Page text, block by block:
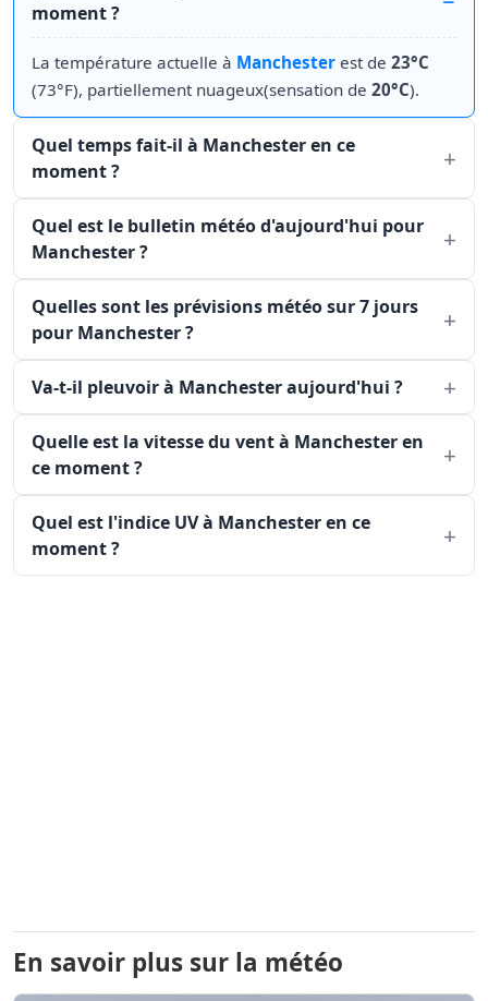
moment ?
La température actuelle à Manchester est de 23°C
(73°F), partiellement nuageux(sensation de 20°C).
Quel temps fait-il à Manchester en ce
moment ?
Quel est le bulletin météo d'aujourd'hui pour
Manchester ?
Quelles sont les prévisions météo sur 7 jours
pour Manchester ?
Va-t-il pleuvoir à Manchester aujourd'hui ?
Quelle est la vitesse du vent à Manchester en
ce moment ?
Quel est l'indice UV à Manchester en ce
moment ?
En savoir plus sur la météo